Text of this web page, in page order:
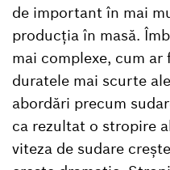
de important în mai
producția în masă.
mai complexe, cum
duratele mai scurte
abordări precum
ca rezultat o stropire
viteza de sudare